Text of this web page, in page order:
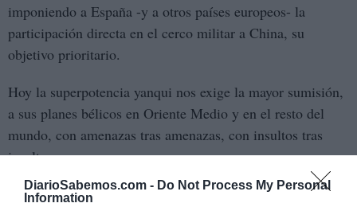
DiarioSabemos.com - Do Not Process My Personal
Information
imponiendo a España -y a otros países europeos- la
participación directa en el cerco militar a China, su
objetivo prioritario.
Hoy la superpotencia yanqui nos exige la mayor sumisión,
a sus planes bélicos en Oriente Medio y en el resto del
mundo, con amenazas tras amenazas, con insultos tras
insultos.
El Ibex-35 estadounidense, la segunda